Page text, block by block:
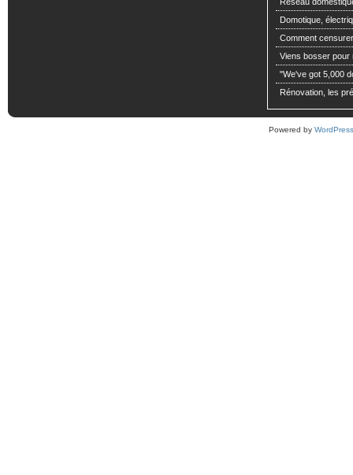
Domotique,
Comment
Viens bosser pour
"We've got 5,000
Rénovation, les
Powered by WordPress